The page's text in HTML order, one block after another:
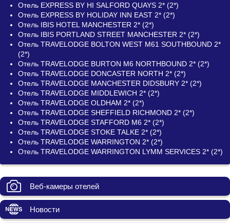
Отель EXPRESS BY HI SALFORD QUAYS 2* (2*)
Отель EXPRESS BY HOLIDAY INN EAST 2* (2*)
Отель IBIS HOTEL MANCHESTER 2* (2*)
Отель IBIS PORTLAND STREET MANCHESTER 2* (2*)
Отель TRAVELODGE BOLTON WEST M61 SOUTHBOUND 2*
(2*)
Отель TRAVELODGE BURTON M6 NORTHBOUND 2* (2*)
Отель TRAVELODGE DONCASTER NORTH 2* (2*)
Отель TRAVELODGE MANCHESTER DIDSBURY 2* (2*)
Отель TRAVELODGE MIDDLEWICH 2* (2*)
Отель TRAVELODGE OLDHAM 2* (2*)
Отель TRAVELODGE SHEFFIELD RICHMOND 2* (2*)
Отель TRAVELODGE STAFFORD M6 2* (2*)
Отель TRAVELODGE STOKE TALKE 2* (2*)
Отель TRAVELODGE WARRINGTON 2* (2*)
Отель TRAVELODGE WARRINGTON LYMM SERVICES 2* (2*)
Веб-камеры отелей
Новости